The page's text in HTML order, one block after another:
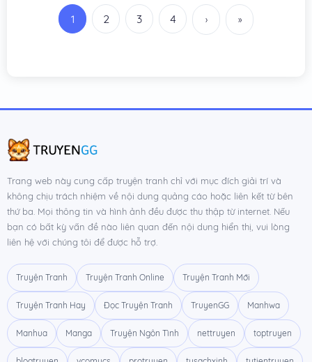
1 2 3 4 › »
Trang web này cung cấp truyện tranh chỉ với mục đích giải trí và
không chịu trách nhiệm về nội dung quảng cáo hoặc liên kết từ bên
thứ ba. Mọi thông tin và hình ảnh đều được thu thập từ internet. Nếu
bạn có bất kỳ vấn đề nào liên quan đến nội dung hiển thị, vui lòng
liên hệ với chúng tôi để được hỗ trợ.
Truyện Tranh Truyện Tranh Online Truyện Tranh Mới
Truyện Tranh Hay Đọc Truyện Tranh TruyenGG Manhwa
Manhua Manga Truyện Ngôn Tình nettruyen toptruyen